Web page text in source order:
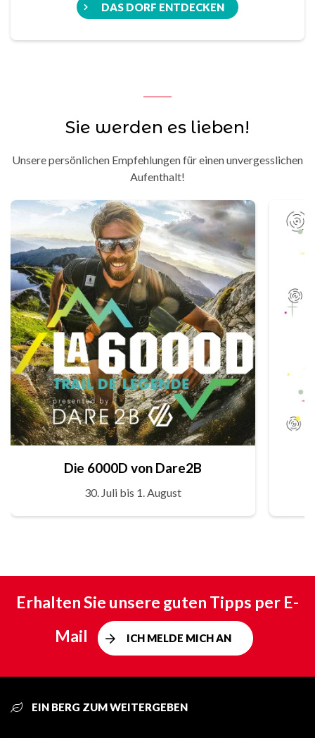
DAS DORF ENTDECKEN
Sie werden es lieben!
Unsere persönlichen Empfehlungen für einen unvergesslichen
Aufenthalt!
Die 6000D von Dare2B
30. Juli bis 1. August
Erhalten Sie unsere guten Tipps per E-
Mail
ICH MELDE MICH AN
EIN BERG ZUM WEITERGEBEN